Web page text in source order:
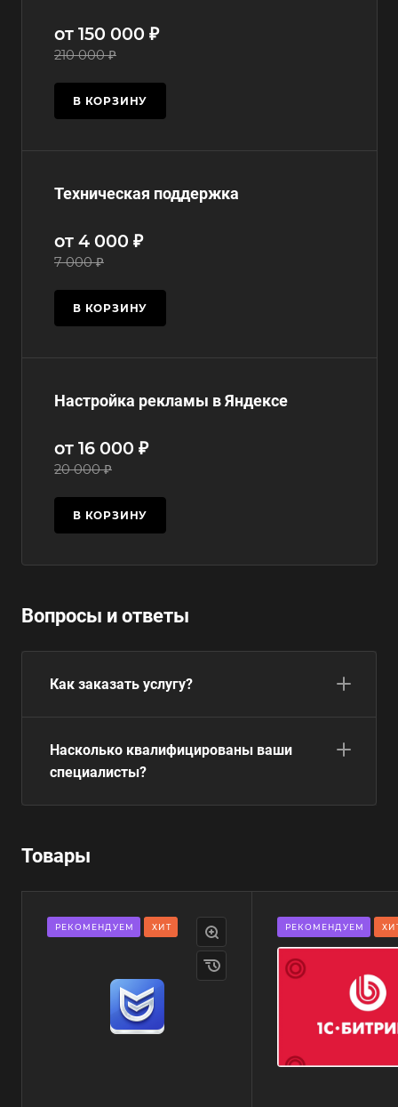
от 150 000 ₽
210 000 ₽
В КОРЗИНУ
Техническая поддержка
от 4 000 ₽
7 000 ₽
В КОРЗИНУ
Настройка рекламы в Яндексе
от 16 000 ₽
20 000 ₽
В КОРЗИНУ
Вопросы и ответы
Как заказать услугу?
Насколько квалифицированы ваши
специалисты?
Товары
РЕКОМЕНДУЕМ ХИТ РЕКОМЕНДУЕМ